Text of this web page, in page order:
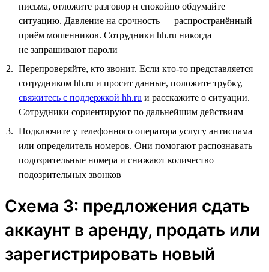
письма, отложите разговор и спокойно обдумайте
ситуацию. Давление на срочность — распространённый
приём мошенников. Сотрудники hh.ru никогда
не запрашивают пароли
Перепроверяйте, кто звонит. Если кто-то представляется
сотрудником hh.ru и просит данные, положите трубку,
свяжитесь с поддержкой hh.ru и расскажите о ситуации.
Сотрудники сориентируют по дальнейшим действиям
Подключите у телефонного оператора услугу антиспама
или определитель номеров. Они помогают распознавать
подозрительные номера и снижают количество
подозрительных звонков
Схема 3: предложения сдать
аккаунт в аренду, продать или
зарегистрировать новый